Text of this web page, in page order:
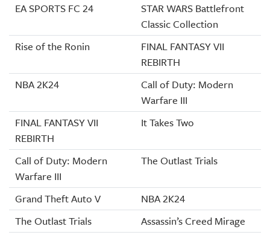
EA SPORTS FC 24
STAR WARS Battlefront
Classic Collection
Rise of the Ronin
FINAL FANTASY VII
REBIRTH
NBA 2K24
Call of Duty: Modern
Warfare III
FINAL FANTASY VII
REBIRTH
It Takes Two
Call of Duty: Modern
Warfare III
The Outlast Trials
Grand Theft Auto V
NBA 2K24
The Outlast Trials
Assassin’s Creed Mirage